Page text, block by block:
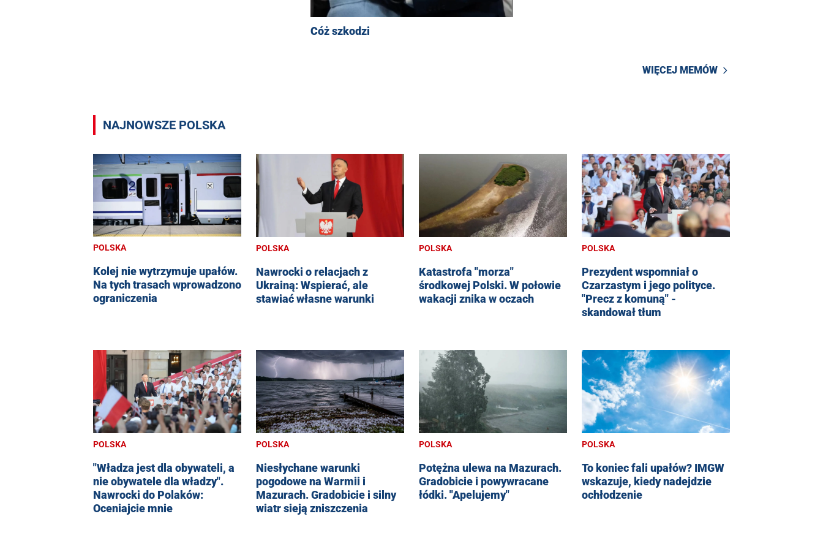
Cóż szkodzi
WIĘCEJ MEMÓW
NAJNOWSZE POLSKA
POLSKA
Kolej nie wytrzymuje upałów.
Na tych trasach wprowadzono
ograniczenia
POLSKA
Nawrocki o relacjach z
Ukrainą: Wspierać, ale
stawiać własne warunki
POLSKA
Katastrofa "morza"
środkowej Polski. W połowie
wakacji znika w oczach
POLSKA
Prezydent wspomniał o
Czarzastym i jego polityce.
"Precz z komuną" -
skandował tłum
POLSKA
"Władza jest dla obywateli, a
nie obywatele dla władzy".
Nawrocki do Polaków:
Oceniajcie mnie
POLSKA
Niesłychane warunki
pogodowe na Warmii i
Mazurach. Gradobicie i silny
wiatr sieją zniszczenia
POLSKA
Potężna ulewa na Mazurach.
Gradobicie i powywracane
łódki. "Apelujemy"
POLSKA
To koniec fali upałów? IMGW
wskazuje, kiedy nadejdzie
ochłodzenie